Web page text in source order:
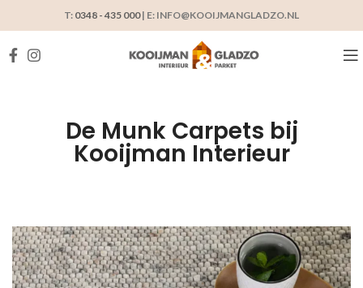
T: 0348 - 435 000| E: INFO@KOOIJMANGLADZO.NL
De Munk Carpets bij
Kooijman Interieur